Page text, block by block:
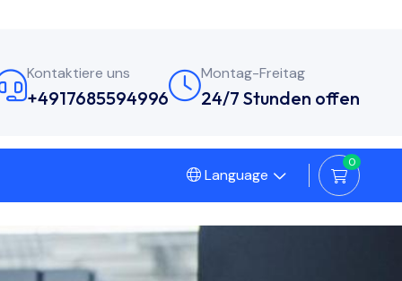
Kontaktiere uns
+4917685594996
Montag-Freitag
24/7 Stunden offen
Language
0